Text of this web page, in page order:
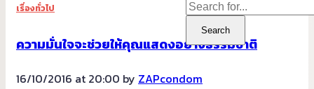
Search
เรื่องทั่วไป
ความมั่นใจจะช่วยให้คุณแสดงอย่างธรรมชาติ
16/10/2016 at 20:00 by ZAPcondom